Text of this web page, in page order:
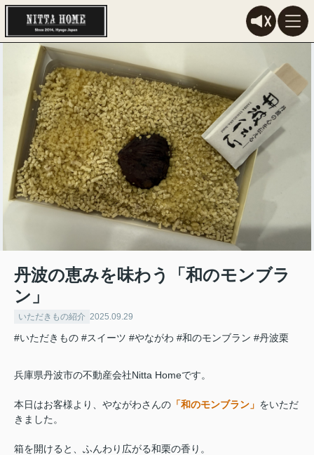
丹波の恵みを味わう「和のモンブラ
ン」
いただきもの紹介 2025.09.29
#いただきもの #スイーツ #やながわ #和のモンブラン #丹波栗
兵庫県丹波市の不動産会社Nitta Homeです。
本日はお客様より、やながわさんの 「和のモンブラン」 をいただ
きました。
箱を開けると、ふんわり広がる和栗の香り。